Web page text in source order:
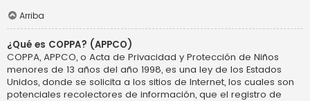
Arriba
¿Qué es COPPA? (APPCO)
COPPA, APPCO, o Acta de Privacidad y Protección de Niños
menores de 13 años del año 1998, es una ley de los Estados
Unidos, donde se solicita a los sitios de Internet, los cuales son
potenciales recolectores de información, que el registro de